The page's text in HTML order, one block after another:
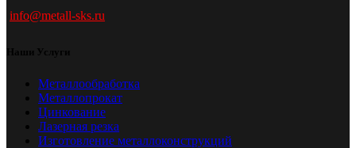
info@metall-sks.ru
Наши Услуги
Металлообработка
Металлопрокат
Цинкование
Лазерная резка
Изготовление металлоконструкций